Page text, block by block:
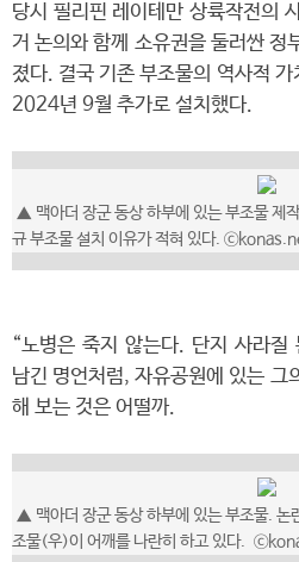
당시 필리핀 레이테만 상륙작전의
거 논의와 함께 소유권을 둘러싼 정
졌다. 결국 기존 부조물의 역사적
2024년 9월 추가로 설치했다.
▲ 맥아더 장군 동상 하부에 있는 부조물 제
규 부조물 설치 이유가 적혀 있다.
“노병은 죽지 않는다. 단지 사라질
남긴 명언처럼, 자유공원에 있는 그
해 보는 것은 어떨까.
▲ 맥아더 장군 동상 하부에 있는 부조물.
조물(우)이 어깨를 나란히 하고 있다.